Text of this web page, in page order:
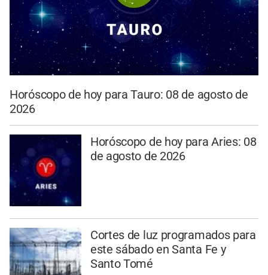
Horóscopo de hoy para Tauro: 08 de agosto de
2026
Horóscopo de hoy para Aries: 08
de agosto de 2026
Cortes de luz programados para
este sábado en Santa Fe y
Santo Tomé